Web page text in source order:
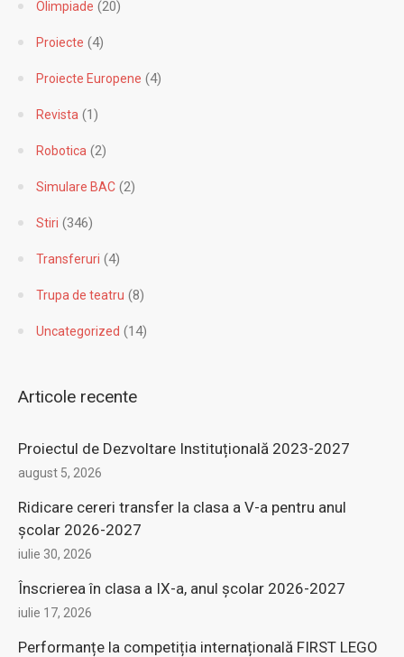
Olimpiade (20)
Proiecte (4)
Proiecte Europene (4)
Revista (1)
Robotica (2)
Simulare BAC (2)
Stiri (346)
Transferuri (4)
Trupa de teatru (8)
Uncategorized (14)
Articole recente
Proiectul de Dezvoltare Instituțională 2023-2027
august 5, 2026
Ridicare cereri transfer la clasa a V-a pentru anul
şcolar 2026-2027
iulie 30, 2026
Înscrierea în clasa a IX-a, anul şcolar 2026-2027
iulie 17, 2026
Performanțe la competiția internațională FIRST LEGO